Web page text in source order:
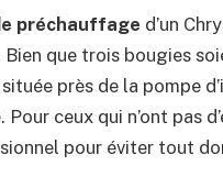
préchauffage d’un
Bien que trois bougies
près de la pompe
Pour ceux qui n’ont pas
pour éviter tout